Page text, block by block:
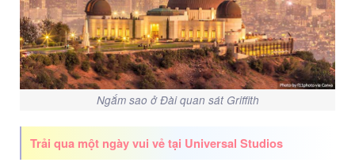
Ngắm sao ở Đài quan sát Griffith
Trải qua một ngày vui vẻ tại Universal Studios